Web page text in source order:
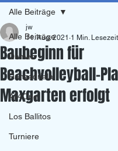
Alle Beiträge
Damen
Ranzadriala
All4One
Los Ballitos
Turniere
Alle Beiträge
Baubeginn für
Beachvolleyball-
Maxgarten erfolgt
jw
11. Aug. 2021 1 Min. Lesezeit